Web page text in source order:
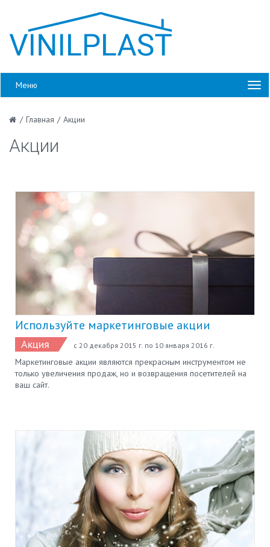
Меню
/ Главная / Акции
Акции
Используйте маркетинговые акции
Акция с 20 декабря 2015 г. по 10 января 2016 г.
Маркетинговые акции являются прекрасным инструментом не
только увеличения продаж, но и возвращения посетителей на
ваш сайт.